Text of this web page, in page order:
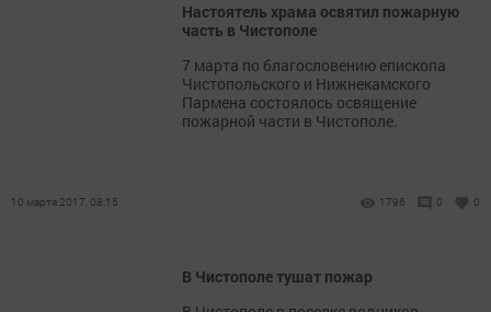
Настоятель храма освятил пожарную
часть в Чистополе
7 марта по благословению епископа
Чистопольского и Нижнекамского
Пармена состоялось освящение
пожарной части в Чистополе.
10 марта 2017, 08:15 1796 0 0
В Чистополе тушат пожар